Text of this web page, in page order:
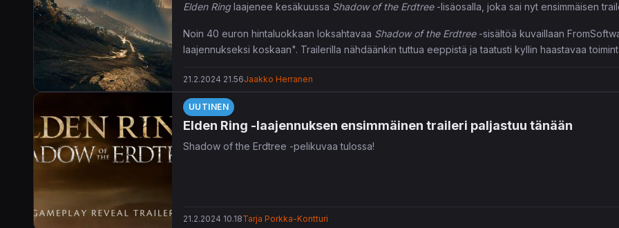
Elden Ringlaajenee kesäkuussa Shadow of the Erdtree-lisäosalla, joka sai nyt ensimmäisen
Noin 40 euron hintaluokkaan loksahtavaa Shadow of the Erdtree-sisältöä kuvaillaan
laajennukseksi koskaan". Trailerilla nähdäänkin tuttua eeppistä ja taatusti kyllin haastavaa
21.2.2024 21.56Jaakko Herranen
UUTINEN
Elden Ring -laajennuksen ensimmäinen traileri paljastuu tänään
Shadow of the Erdtree -pelikuvaa tulossa!
21.2.2024 10.18Tarja Porkka-Kontturi